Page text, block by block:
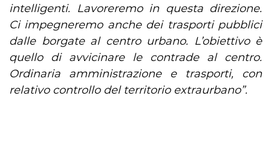
intelligenti. Lavoreremo in questa direzione.
Ci impegneremo anche dei trasporti pubblici
dalle borgate al centro urbano. L’obiettivo è
quello di avvicinare le contrade al centro.
Ordinaria amministrazione e trasporti, con
relativo controllo del territorio extraurbano”.